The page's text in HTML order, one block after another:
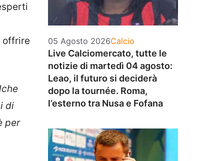
offrire
di
per
05 Agosto 2026Categorie
Calcio
Live Calciomercato, tutte le
notizie di martedì 04 agosto:
Leao, il futuro si deciderà
dopo la tournée. Roma,
l’esterno tra Nusa e Fofana